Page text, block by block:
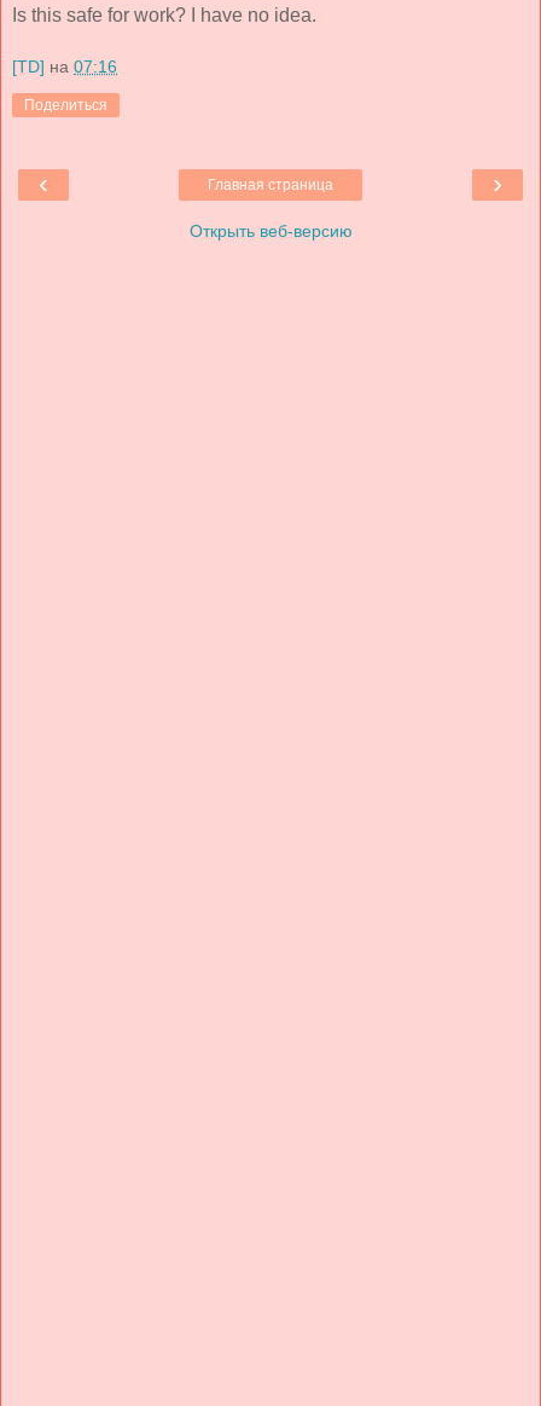
Is this safe for work? I have no idea.
[TD] на 07:16
Поделиться
‹ ›
Главная страница
Открыть веб-версию